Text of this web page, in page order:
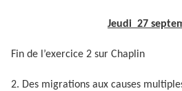
Jeudi 27
Fin de l’exercice 2 sur Chaplin
2. Des migrations aux causes